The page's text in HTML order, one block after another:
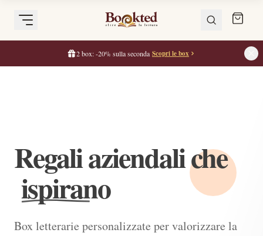
2 box: -20% sulla seconda Scopri le box
Regali aziendali che
ispirano
Box letterarie personalizzate per valorizzare la